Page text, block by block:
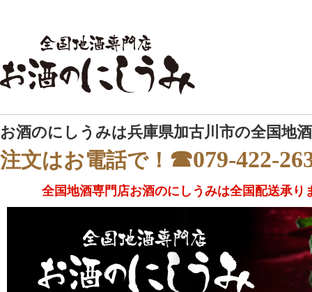
お酒のにしうみは兵庫県加古川市の全国地
注文はお電話で！ ☎079-422-
全国地酒専門店お酒のにしうみは全国配送承り